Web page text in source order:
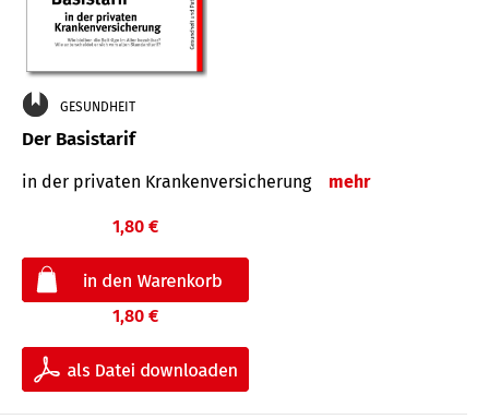
GESUNDHEIT
Der Basistarif
in der privaten Kran­ken­ver­siche­rung mehr
1,80 €
1,80 €